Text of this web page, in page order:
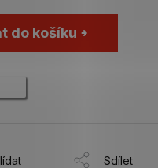
do košíku
Sdílet